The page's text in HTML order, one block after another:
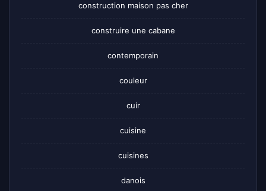
construction maison pas cher
construire une cabane
contemporain
couleur
cuir
cuisine
cuisines
danois